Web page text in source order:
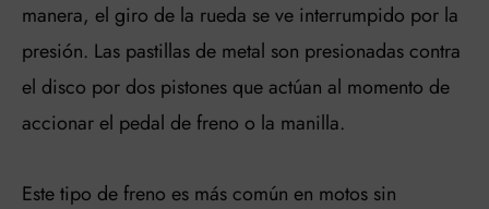
manera, el giro de la rueda se ve interrumpido por la
presión. Las pastillas de metal son presionadas contra
el disco por dos pistones que actúan al momento de
accionar el pedal de freno o la manilla.
Este tipo de freno es más común en motos sin